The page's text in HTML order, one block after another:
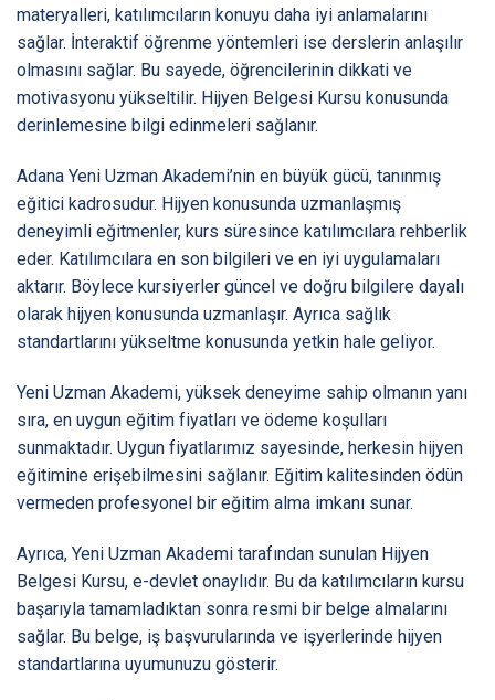
materyalleri, katılımcıların konuyu daha iyi anlamalarını
sağlar. İnteraktif öğrenme yöntemleri ise derslerin anlaşılır
olmasını sağlar. Bu sayede, öğrencilerinin dikkati ve
motivasyonu yükseltilir. Hijyen Belgesi Kursu konusunda
derinlemesine bilgi edinmeleri sağlanır.
Adana Yeni Uzman Akademi’nin en büyük gücü, tanınmış
eğitici kadrosudur. Hijyen konusunda uzmanlaşmış
deneyimli eğitmenler, kurs süresince katılımcılara rehberlik
eder. Katılımcılara en son bilgileri ve en iyi uygulamaları
aktarır. Böylece kursiyerler güncel ve doğru bilgilere dayalı
olarak hijyen konusunda uzmanlaşır. Ayrıca sağlık
standartlarını yükseltme konusunda yetkin hale geliyor.
Yeni Uzman Akademi, yüksek deneyime sahip olmanın yanı
sıra, en uygun eğitim fiyatları ve ödeme koşulları
sunmaktadır. Uygun fiyatlarımız sayesinde, herkesin hijyen
eğitimine erişebilmesini sağlanır. Eğitim kalitesinden ödün
vermeden profesyonel bir eğitim alma imkanı sunar.
Ayrıca, Yeni Uzman Akademi tarafından sunulan Hijyen
Belgesi Kursu, e-devlet onaylıdır. Bu da katılımcıların kursu
başarıyla tamamladıktan sonra resmi bir belge almalarını
sağlar. Bu belge, iş başvurularında ve işyerlerinde hijyen
standartlarına uyumunuzu gösterir.